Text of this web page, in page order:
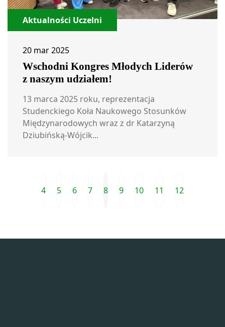
Aktualności Uczelni
20 mar 2025
Wschodni Kongres Młodych Liderów
z naszym udziałem!
13 marca 2025 roku, reprezentacja
Studenckiego Koła Naukowego Stosunków
Międzynarodowych wraz z dr Katarzyną
Dziubińską-Wójcik...
Przejdź do ostatniej strony
Poprzednia strona
4 5 6 7 8 9 10 11 12